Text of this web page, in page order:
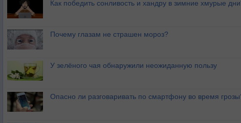
Как победить сонливость и хандру в зимние хмурые
Почему глазам не страшен мороз?
У зелёного чая обнаружили неожиданную пользу
Опасно ли разговаривать по смартфону во время